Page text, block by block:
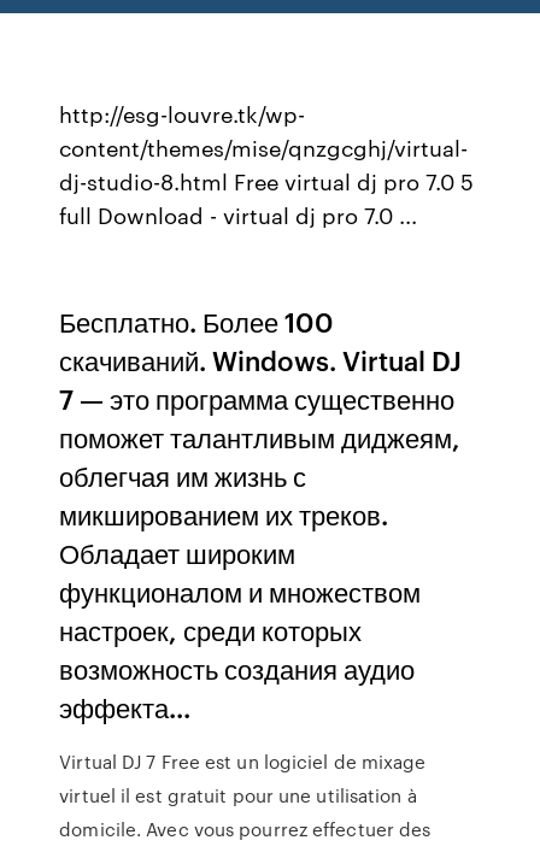
http://esg-louvre.tk/wp-
content/themes/mise/qnzgcghj/virtual-
dj-studio-8.html Free virtual dj pro 7.0 5
full Download - virtual dj pro 7.0 ...
Бесплатно. Более 100
скачиваний. Windows. Virtual DJ
7 — это программа существенно
поможет талантливым диджеям,
облегчая им жизнь с
микшированием их треков.
Обладает широким
функционалом и множеством
настроек, среди которых
возможность создания аудио
эффекта...
Virtual DJ 7 Free est un logiciel de mixage
virtuel il est gratuit pour une utilisation à
domicile. Avec vous pourrez effectuer des